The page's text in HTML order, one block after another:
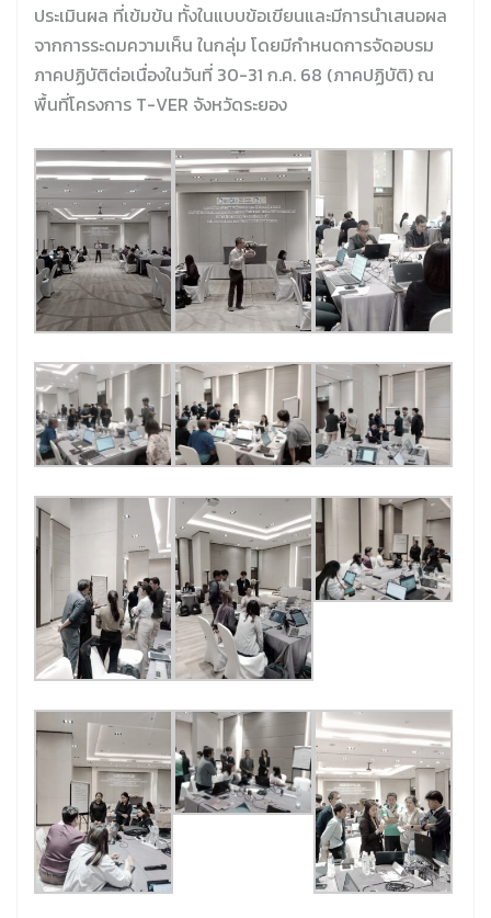
ประเมินผล ที่เข้มข้น ทั้งในแบบข้อเขียนและมีการนำเสนอผล
จากการระดมความเห็น ในกลุ่ม โดยมีกำหนดการจัดอบรม
ภาคปฏิบัติต่อเนื่องในวันที่ 30-31 ก.ค. 68 (ภาคปฏิบัติ) ณ
พื้นที่โครงการ T-VER จังหวัดระยอง